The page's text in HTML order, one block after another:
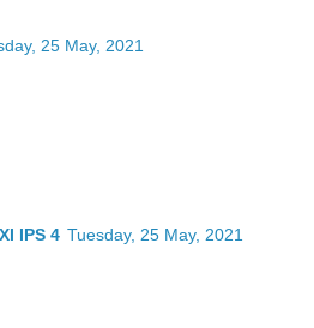
25 May, 2021
IPS 4 Tuesday, 25 May, 2021